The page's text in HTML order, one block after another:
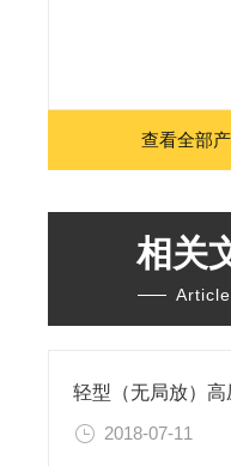
查看全部
相关
2018-07-11